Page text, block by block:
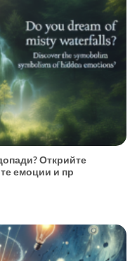
Открийте
емоции и пр